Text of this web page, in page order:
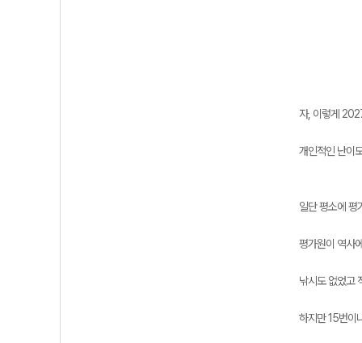
자, 이렇게
개인적인 난이
일단 평소에 평
평가원이 역사
낚시도 없었고
하지만 15번이